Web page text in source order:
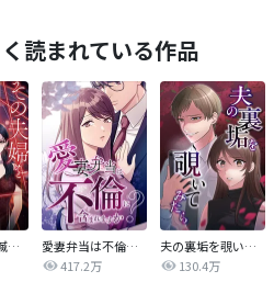
読まれている作品
その夫婦を破滅させるまで
愛妻弁当は不倫に含まれますか？
417.2万
夫の裏垢を覗いてみたら
130.4万